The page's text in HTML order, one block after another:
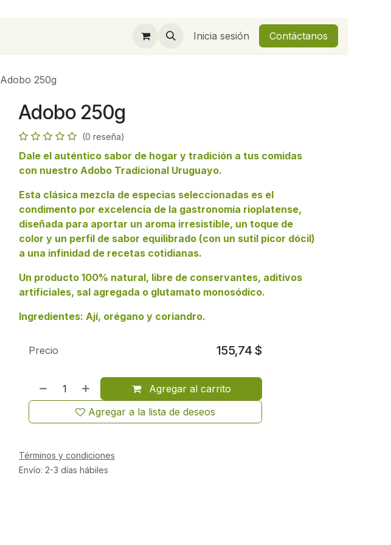
Inicia sesión Contáctanos
Adobo 250g
Adobo 250g
(0 reseña)
Dale el auténtico sabor de hogar y tradición a tus comidas
con nuestro Adobo Tradicional Uruguayo.
Esta clásica mezcla de especias seleccionadas es el
condimento por excelencia de la gastronomía rioplatense,
diseñada para aportar un aroma irresistible, un toque de
color y un perfil de sabor equilibrado (con un sutil picor dócil)
a una infinidad de recetas cotidianas.
Un producto 100% natural, libre de conservantes, aditivos
artificiales, sal agregada o glutamato monosódico.
Ingredientes: Ají, orégano y coriandro.
Agregar al carrito
Agregar a la lista de deseos
Precio 155,74 $
Términos y condiciones
Envío: 2-3 días hábiles